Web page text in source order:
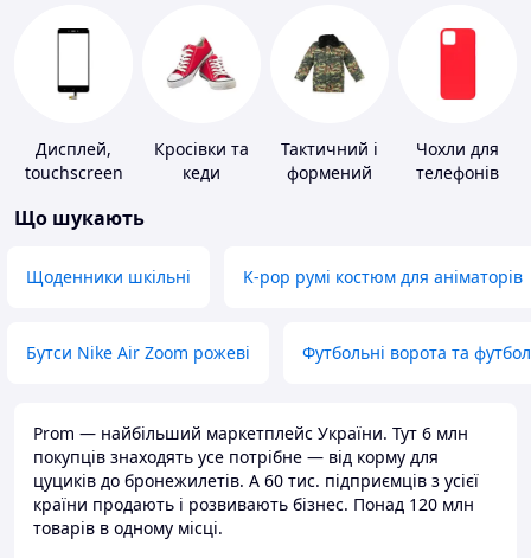
Дисплей,
touchscreen
Кросівки та
кеди
Тактичний і
формений
Чохли для
телефонів
Що шукають
Щоденники шкільні K-pop румі костюм для аніматорів
Бутси Nike Air Zoom рожеві Футбольні ворота та
Prom — найбільший маркетплейс України. Тут 6 млн
покупців знаходять усе потрібне — від корму для
цуциків до бронежилетів. А 60 тис. підприємців з усієї
країни продають і розвивають бізнес. Понад 120 млн
товарів в одному місці.